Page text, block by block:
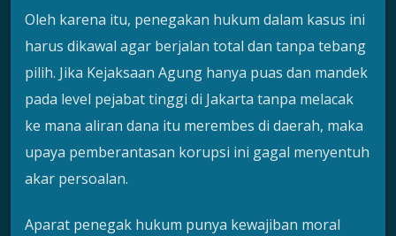
Oleh karena itu, penegakan hukum dalam kasus ini
harus dikawal agar berjalan total dan tanpa tebang
pilih. Jika Kejaksaan Agung hanya puas dan mandek
pada level pejabat tinggi di Jakarta tanpa melacak
ke mana aliran dana itu merembes di daerah, maka
upaya pemberantasan korupsi ini gagal menyentuh
akar persoalan.
Aparat penegak hukum punya kewajiban moral